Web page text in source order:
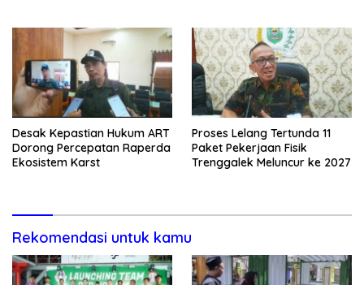
Desak Kepastian Hukum ART
Dorong Percepatan Raperda
Ekosistem Karst
Proses Lelang Tertunda 11
Paket Pekerjaan Fisik
Trenggalek Meluncur ke 2027
Rekomendasi untuk kamu